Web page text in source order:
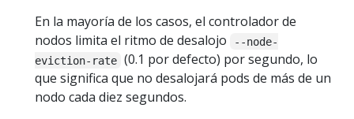
En la mayoría de los casos, el controlador de
nodos limita el ritmo de desalojo
--node-
eviction-rate (0.1 por defecto) por segundo, lo
que significa que no desalojará pods de más de un
nodo cada diez segundos.